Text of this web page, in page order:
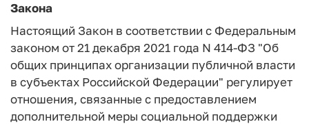
Закона
Настоящий Закон в соответствии с Федеральным
законом от 21 декабря 2021 года N 414-ФЗ "Об
общих принципах организации публичной власти
в субъектах Российской Федерации" регулирует
отношения, связанные с предоставлением
дополнительной меры социальной поддержки